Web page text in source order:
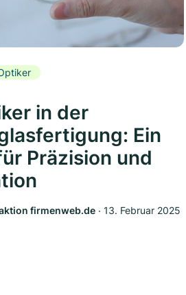
in der
Ein
Präzision und
firmenweb.de ‧ 13. Februar 2025